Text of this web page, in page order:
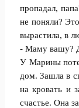
пропадал,
не поняли?
вырастила, в
- Маму вашу?
У Марины
дом. Зашла в
на кровать и
счастье. Она